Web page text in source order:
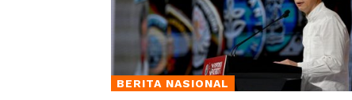
BERITA NASIONAL